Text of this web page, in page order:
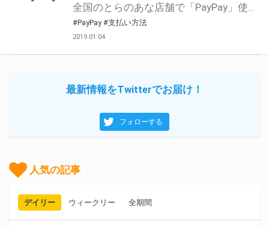
#PayPay #支払い方法
2019.01.04
最新情報をTwitterでお届け！
フォローする
人気の記事
デイリー ウィークリー 全期間